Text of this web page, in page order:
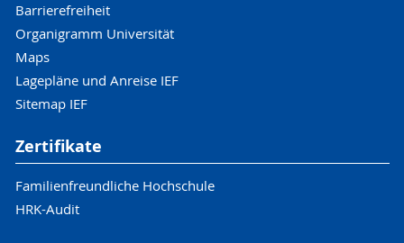
Barrierefreiheit
Organigramm Universität
Maps
Lagepläne und Anreise IEF
Sitemap IEF
Zertifikate
Familienfreundliche Hochschule
HRK-Audit